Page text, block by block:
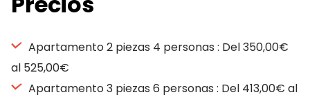
Apartamento 2 piezas 4 personas : Del 350,00€
al 525,00€
Apartamento 3 piezas 6 personas : Del 413,00€ al